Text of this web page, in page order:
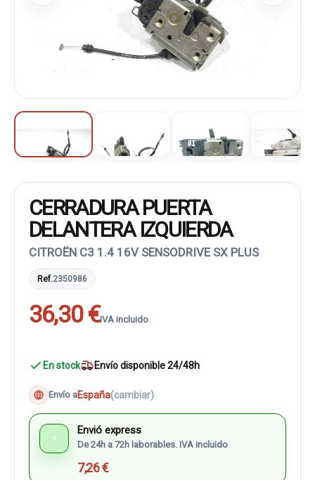
CERRADURA PUERTA
DELANTERA IZQUIERDA
CITROËN C3 1.4 16V SENSODRIVE SX PLUS
Ref.2350986
36,30 €IVA incluido
En stock Envío disponible 24/48h
Envío aEspaña(cambiar)
⚡
Envió express
De 24h a 72h laborables. IVA incluido
7,26 €